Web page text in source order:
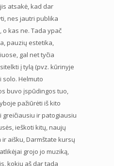
atsakė, kad dar
nes jautri publika
kas ne. Tada ypač
pauzių estetika,
gal net tyčia
į tylą (pvz. kūrinyje
solo. Helmuto
buvo įspūdingos tuo,
pažiūrėti iš kito
greičiausiu ir patogiausiu
ieškoti kitų, naujų
aišku, Darmštate kursų
grojo jo muziką,
kokių aš dar tada